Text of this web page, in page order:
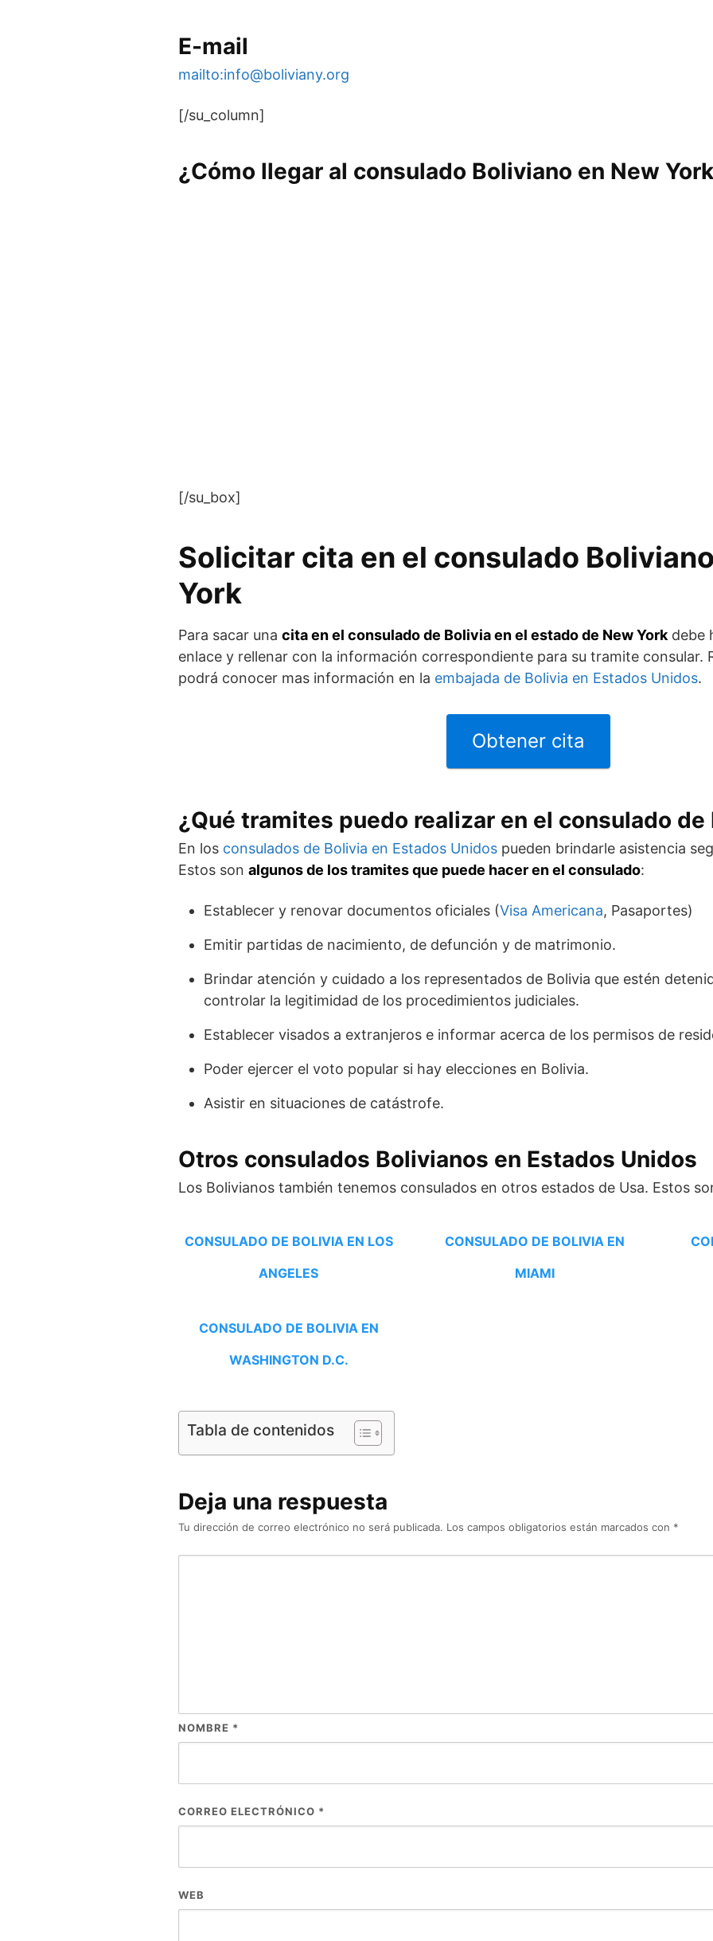
E-mail
mailto:info@boliviany.org
[/su_column]
¿Cómo llegar al consulado Boliviano en New
[/su_box]
Solicitar cita en el consulado
York
Para sacar una cita en el consulado de Bolivia en el estado de New York debe
enlace y rellenar con la información correspondiente para su tramite consular.
podrá conocer mas información en la embajada de Bolivia en Estados Unidos.
Obtener cita
¿Qué tramites puedo realizar en el consulado de
En los consulados de Bolivia en Estados Unidos pueden brindarle asistencia
Estos son algunos de los tramites que puede hacer en el consulado:
Establecer y renovar documentos oficiales (Visa Americana, Pasaportes)
Emitir partidas de nacimiento, de defunción y de matrimonio.
Brindar atención y cuidado a los representados de Bolivia que estén
controlar la legitimidad de los procedimientos judiciales.
Establecer visados a extranjeros e informar acerca de los permisos de
Poder ejercer el voto popular si hay elecciones en Bolivia.
Asistir en situaciones de catástrofe.
Otros consulados Bolivianos en Estados Unidos
Los Bolivianos también tenemos consulados en otros estados de Usa. Estos
CONSULADO DE BOLIVIA EN LOS
ANGELES
CONSULADO DE BOLIVIA EN
MIAMI
CONSULADO DE BOLIVIA EN
WASHINGTON D.C.
Tabla de contenidos
Deja una respuesta
Tu dirección de correo electrónico no será publicada. Los campos obligatorios están marcados con *
NOMBRE *
CORREO ELECTRÓNICO *
WEB